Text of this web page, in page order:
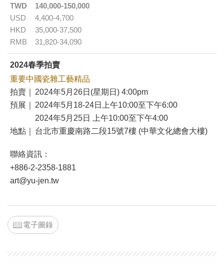
TWD
140,000-150,000
USD
4,400-4,700
HKD
35,000-37,500
RMB
31,820-34,090
2024春季拍賣
重要中國瓷雜工藝精品
拍賣｜
2024年5月26日(星期日) 4:00pm
預展｜
2024年5月18-24日上午10:00至下午6:00
2024年5月25日 上午10:00至下午4:00
地點｜
台北市重慶南路二段15號7樓 (中華文化總會大樓)
聯絡資訊：
+886-2-2358-1881
art@yu-jen.tw
電子圖錄